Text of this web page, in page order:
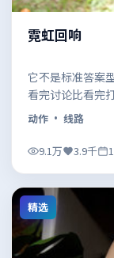
霓虹回响
它不是标准答案
看完讨论比看完
动作 · 线路
9.1万 3.9千
精选